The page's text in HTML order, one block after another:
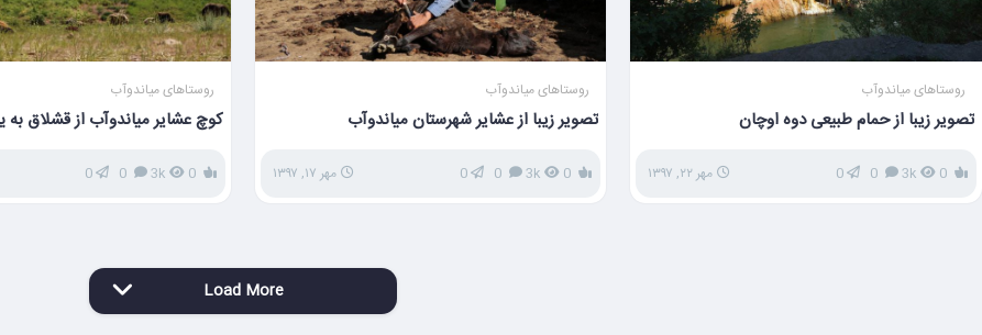
روستاهای میاندوآب
تصویر زیبا از حمام طبیعی دوه اوچان
0
3k
0
0 مهر ۲۲, ۱۳۹۷
روستاهای میاندوآب
تصویر زیبا از عشایر شهرستان میاندوآب
3k
0 مهر ۱۷, ۱۳۹۷
روستاهای میاندوآب
کوچ عشایر میاندوآب از قشلاق به
3k
0
Load More